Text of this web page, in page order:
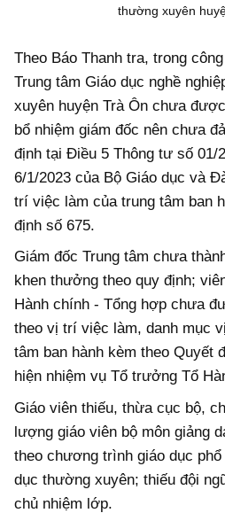
thường xuyên
Theo Báo Thanh tra, trong
Trung tâm Giáo dục nghề
xuyên huyện Trà Ôn chưa
bổ nhiệm giám đốc nên chưa
định tại Điều 5 Thông tư số 01/
6/1/2023 của Bộ Giáo dục và
trí việc làm của trung tâm ban
định số 675.
Giám đốc Trung tâm chưa
khen thưởng theo quy định;
Hành chính - Tổng hợp chưa
theo vị trí việc làm, danh mục
tâm ban hành kèm theo Quyết
hiện nhiệm vụ Tổ trưởng Tổ
Giáo viên thiếu, thừa cục bộ,
lượng giáo viên bộ môn giảng
theo chương trình giáo dục
dục thường xuyên; thiếu đội
chủ nhiệm lớp.